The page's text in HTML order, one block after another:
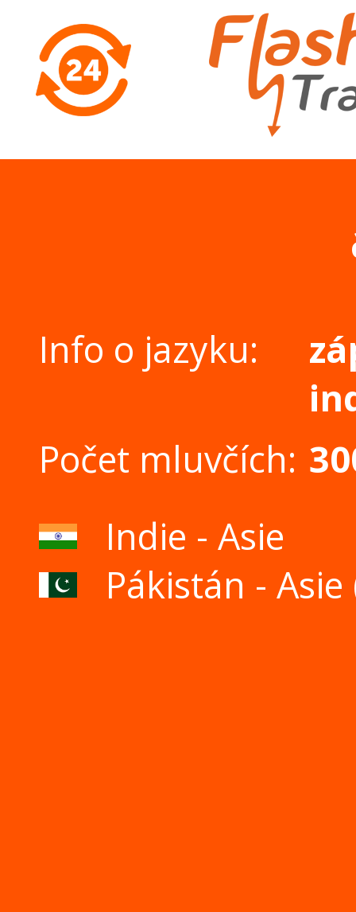
Info o jazyku:
Počet mluvčích:
Indie - Asie
Pákistán -